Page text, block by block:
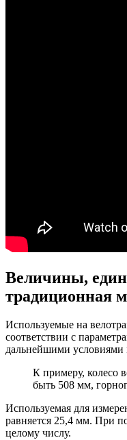
Величины,
традиционная
Используемые на
соответствии с
дальнейшими условиями
К примеру, колесо
быть 508 мм,
Используемая для
равняется 25,4 мм. При
целому числу.